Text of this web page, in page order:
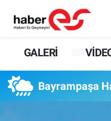
GALERİ
Bayrampaşa
GALERİ
Eskişehir